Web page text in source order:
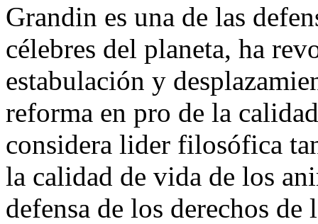
Grandin es una de las
célebres del planeta, ha
estabulación y
reforma en pro de la
considera lider filosófica
la calidad de vida de los
defensa de los derechos de